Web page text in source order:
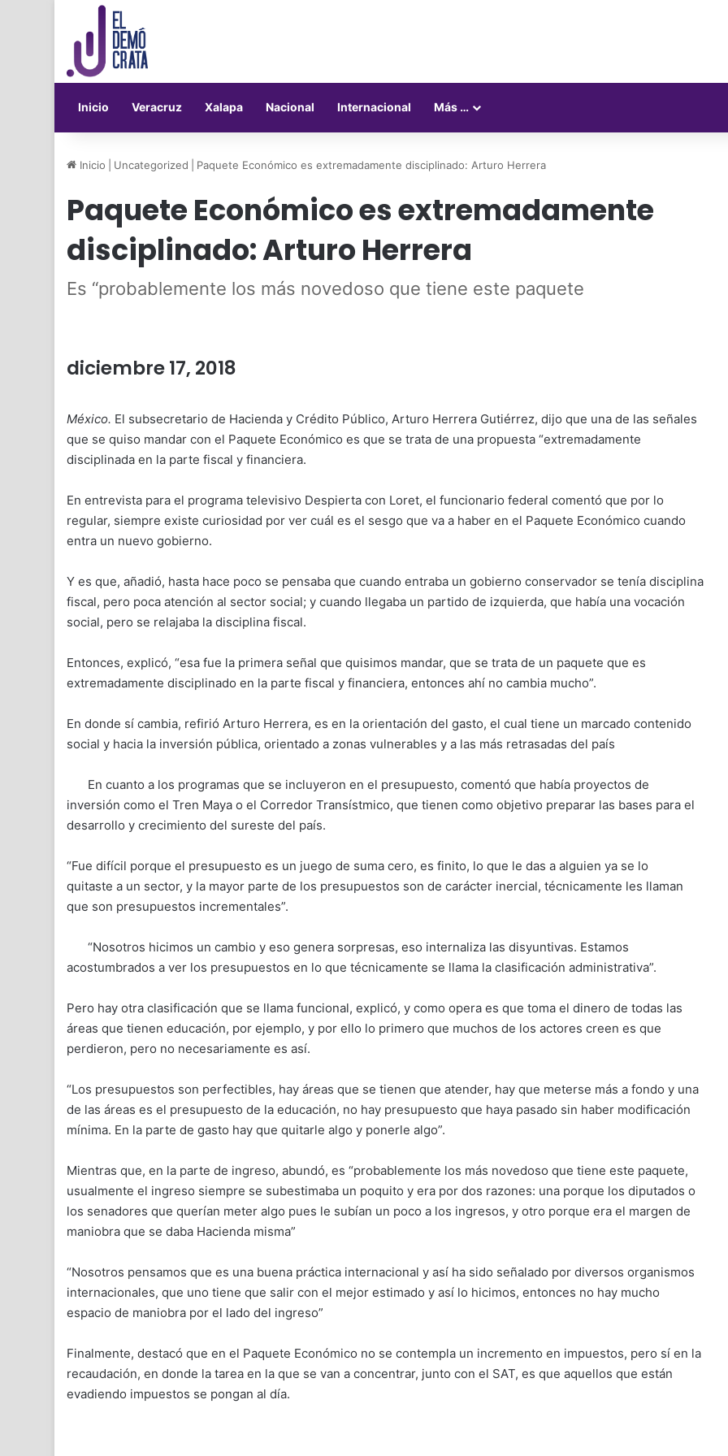
Inicio Veracruz Xalapa Nacional Internacional Más …
Inicio Uncategorized Paquete Económico es extremadamente disciplinado: Arturo Herrera
Paquete Económico es extremadamente
disciplinado: Arturo Herrera
Es “probablemente los más novedoso que tiene este paquete
diciembre 17, 2018
México. El subsecretario de Hacienda y Crédito Público, Arturo Herrera Gutiérrez, dijo que una de las señales
que se quiso mandar con el Paquete Económico es que se trata de una propuesta “extremadamente
disciplinada en la parte fiscal y financiera.
En entrevista para el programa televisivo Despierta con Loret, el funcionario federal comentó que por lo
regular, siempre existe curiosidad por ver cuál es el sesgo que va a haber en el Paquete Económico cuando
entra un nuevo gobierno.
Y es que, añadió, hasta hace poco se pensaba que cuando entraba un gobierno conservador se tenía disciplina
fiscal, pero poca atención al sector social; y cuando llegaba un partido de izquierda, que había una vocación
social, pero se relajaba la disciplina fiscal.
Entonces, explicó, “esa fue la primera señal que quisimos mandar, que se trata de un paquete que es
extremadamente disciplinado en la parte fiscal y financiera, entonces ahí no cambia mucho”.
En donde sí cambia, refirió Arturo Herrera, es en la orientación del gasto, el cual tiene un marcado contenido
social y hacia la inversión pública, orientado a zonas vulnerables y a las más retrasadas del país
En cuanto a los programas que se incluyeron en el presupuesto, comentó que había proyectos de
inversión como el Tren Maya o el Corredor Transístmico, que tienen como objetivo preparar las bases para el
desarrollo y crecimiento del sureste del país.
“Fue difícil porque el presupuesto es un juego de suma cero, es finito, lo que le das a alguien ya se lo
quitaste a un sector, y la mayor parte de los presupuestos son de carácter inercial, técnicamente les llaman
que son presupuestos incrementales”.
“Nosotros hicimos un cambio y eso genera sorpresas, eso internaliza las disyuntivas. Estamos
acostumbrados a ver los presupuestos en lo que técnicamente se llama la clasificación administrativa”.
Pero hay otra clasificación que se llama funcional, explicó, y como opera es que toma el dinero de todas las
áreas que tienen educación, por ejemplo, y por ello lo primero que muchos de los actores creen es que
perdieron, pero no necesariamente es así.
“Los presupuestos son perfectibles, hay áreas que se tienen que atender, hay que meterse más a fondo y una
de las áreas es el presupuesto de la educación, no hay presupuesto que haya pasado sin haber modificación
mínima. En la parte de gasto hay que quitarle algo y ponerle algo”.
Mientras que, en la parte de ingreso, abundó, es “probablemente los más novedoso que tiene este paquete,
usualmente el ingreso siempre se subestimaba un poquito y era por dos razones: una porque los diputados o
los senadores que querían meter algo pues le subían un poco a los ingresos, y otro porque era el margen de
maniobra que se daba Hacienda misma”
“Nosotros pensamos que es una buena práctica internacional y así ha sido señalado por diversos organismos
internacionales, que uno tiene que salir con el mejor estimado y así lo hicimos, entonces no hay mucho
espacio de maniobra por el lado del ingreso”
Finalmente, destacó que en el Paquete Económico no se contempla un incremento en impuestos, pero sí en la
recaudación, en donde la tarea en la que se van a concentrar, junto con el SAT, es que aquellos que están
evadiendo impuestos se pongan al día.